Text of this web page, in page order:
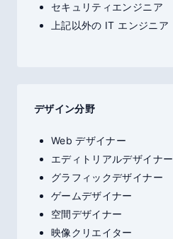
セキュリティエンジニア
上記以外の IT エンジニア
デザイン分野
Web デザイナー
エディトリアルデザイナー
グラフィックデザイナー
ゲームデザイナー
空間デザイナー
映像クリエイター